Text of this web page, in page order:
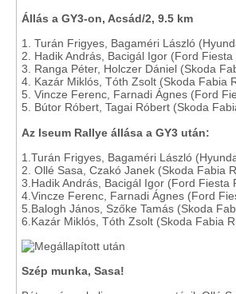
Állás a GY3-on, Acsád/2, 9.5 km
1. Turán Frigyes, Bagaméri László
2. Hadik András, Bacigál Igor (Ford Fiesta
3. Ranga Péter, Holczer Dániel (Skoda
4. Kazár Miklós, Tóth Zsolt (Skoda Fabia
5. Vincze Ferenc, Farnadi Ágnes (Ford
5. Bútor Róbert, Tagai Róbert (Skoda
Az Iseum Rallye állása a GY3 után:
1.Turán Frigyes, Bagaméri László
2. Ollé Sasa, Czakó Janek (Skoda Fabia
3.Hadik András, Bacigál Igor (Ford Fiesta
4.Vincze Ferenc, Farnadi Ágnes (Ford
5.Balogh János, Szőke Tamás (Skoda
6.Kazár Miklós, Tóth Zsolt (Skoda Fabia
Szép munka, Sasa!